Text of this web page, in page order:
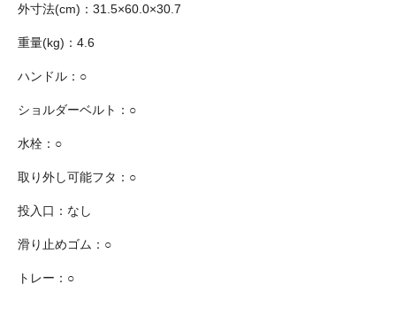
外寸法(cm)：31.5×60.0×30.7
重量(kg)：4.6
ハンドル：○
ショルダーベルト：○
水栓：○
取り外し可能フタ：○
投入口：なし
滑り止めゴム：○
トレー：○